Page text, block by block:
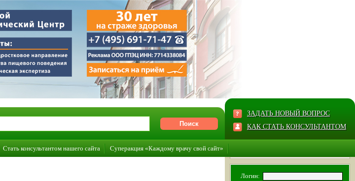
ЗАДАТЬ НОВЫЙ ВОПРОС
КАК СТАТЬ КОНСУЛЬТАНТОМ
Стать консультантом нашего сайта Суперакция «Каждому врачу свой сайт»
Логин: